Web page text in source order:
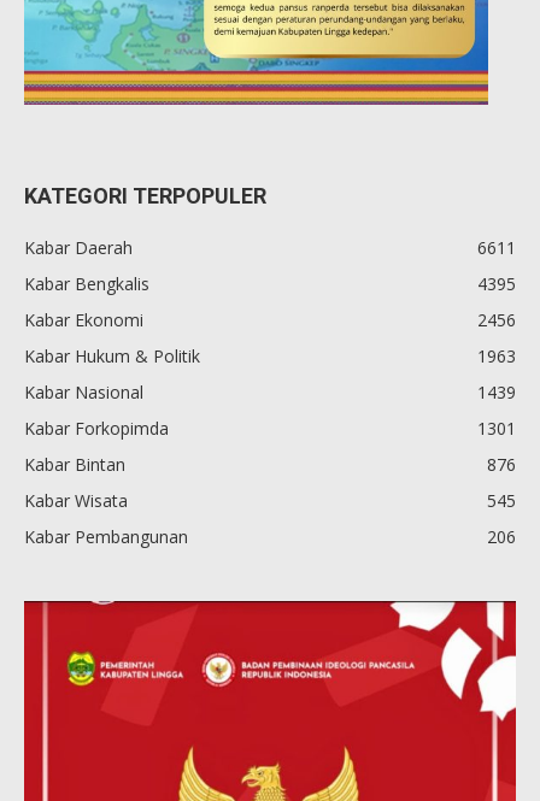
KATEGORI TERPOPULER
Kabar Daerah
6611
Kabar Bengkalis
4395
Kabar Ekonomi
2456
Kabar Hukum & Politik
1963
Kabar Nasional
1439
Kabar Forkopimda
1301
Kabar Bintan
876
Kabar Wisata
545
Kabar Pembangunan
206